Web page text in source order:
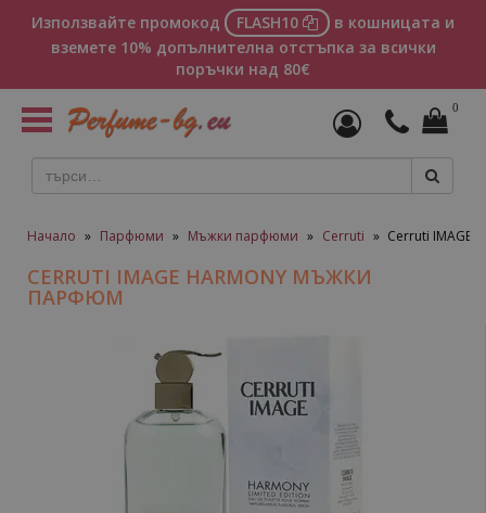
Използвайте промокод FLASH10
в кошницата и
вземете 10% допълнителна отстъпка за всички
поръчки над 80€
Toggle
navigation
0
Начало » Парфюми » Мъжки парфюми » Cerruti » Cerruti IMAGE
CERRUTI IMAGE HARMONY МЪЖКИ
ПАРФЮМ